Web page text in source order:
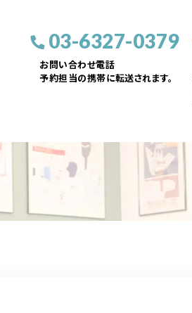
03-6327-0379
お問い合わせ電話
予約担当の携帯に転送されます。